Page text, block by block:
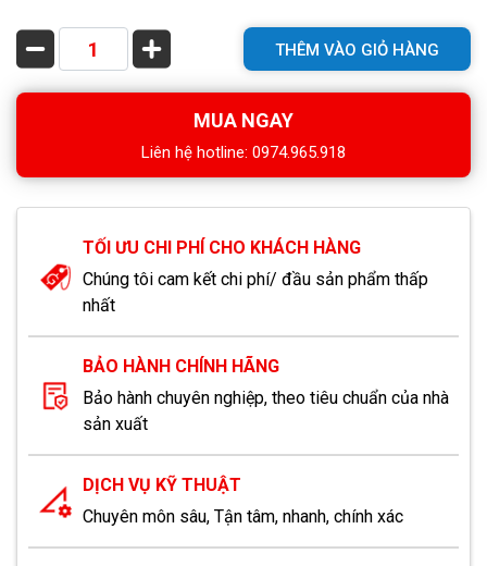
THÊM VÀO GIỎ HÀNG
MUA NGAY
Liên hệ hotline: 0974.965.918
TỐI ƯU CHI PHÍ CHO KHÁCH HÀNG
Chúng tôi cam kết chi phí/ đầu sản phẩm thấp
nhất
BẢO HÀNH CHÍNH HÃNG
Bảo hành chuyên nghiệp, theo tiêu chuẩn của nhà
sản xuất
DỊCH VỤ KỸ THUẬT
Chuyên môn sâu, Tận tâm, nhanh, chính xác